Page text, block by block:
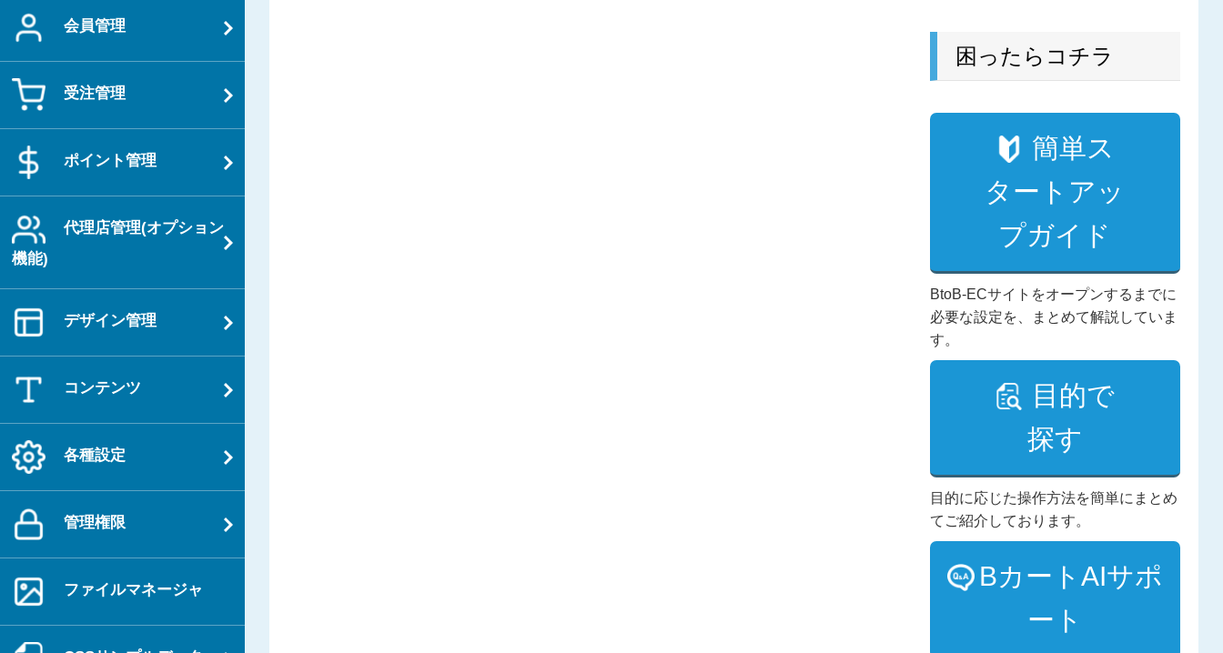
会員管理
受注管理
ポイント管理
代理店管理(オプション
機能)
デザイン管理
コンテンツ
各種設定
管理権限
ファイルマネージャ
困ったらコチラ
簡単ス
タートアッ
プガイド
BtoB-ECサイトをオープンするまでに
必要な設定を、まとめて解説していま
す。
目的で
探す
目的に応じた操作方法を簡単にまとめ
てご紹介しております。
BカートAIサポ
ート